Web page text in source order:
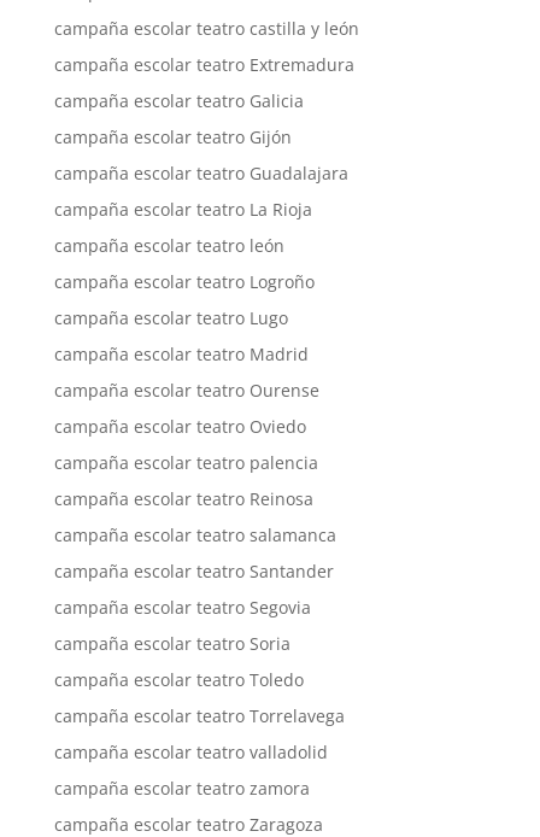
campaña escolar teatro castilla y león
campaña escolar teatro Extremadura
campaña escolar teatro Galicia
campaña escolar teatro Gijón
campaña escolar teatro Guadalajara
campaña escolar teatro La Rioja
campaña escolar teatro león
campaña escolar teatro Logroño
campaña escolar teatro Lugo
campaña escolar teatro Madrid
campaña escolar teatro Ourense
campaña escolar teatro Oviedo
campaña escolar teatro palencia
campaña escolar teatro Reinosa
campaña escolar teatro salamanca
campaña escolar teatro Santander
campaña escolar teatro Segovia
campaña escolar teatro Soria
campaña escolar teatro Toledo
campaña escolar teatro Torrelavega
campaña escolar teatro valladolid
campaña escolar teatro zamora
campaña escolar teatro Zaragoza